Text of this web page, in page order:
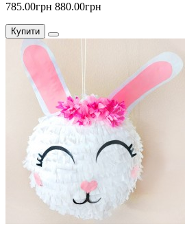
785.00грн 880.00грн
Купити